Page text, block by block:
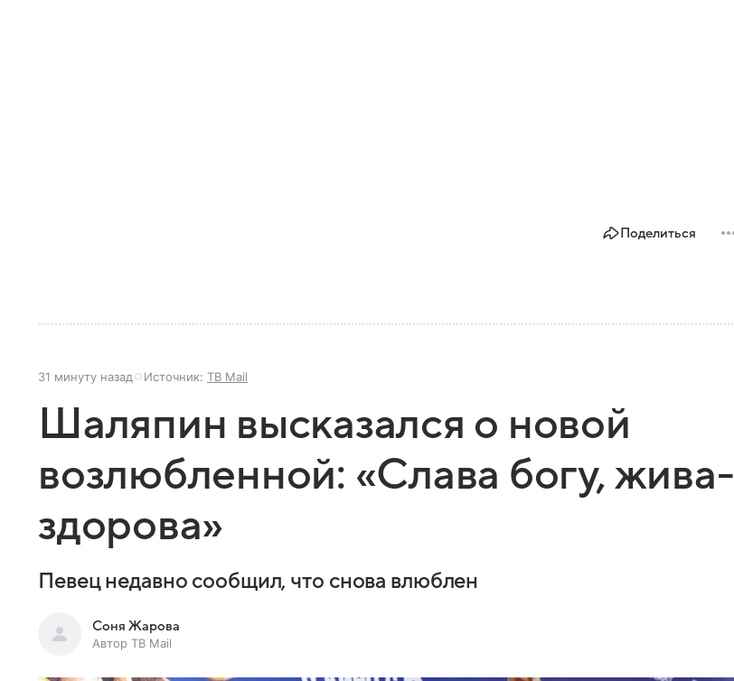
Поделиться
31 минуту назад Источник: ТВ Mail
Шаляпин высказался о новой
возлюбленной: «Слава богу, жива-
здорова»
Певец недавно сообщил, что снова влюблен
Соня Жарова
Автор ТВ Mail